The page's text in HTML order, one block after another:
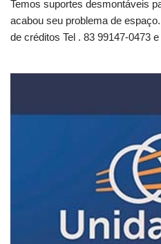
Temos suportes desmontáveis
acabou seu problema de
de créditos Tel . 83 99147-0473 e